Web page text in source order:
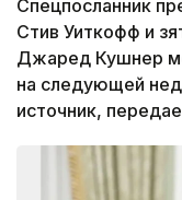
Спецпосланник
Стив Уиткофф и
Джаред Кушнер
на следующей
источник,